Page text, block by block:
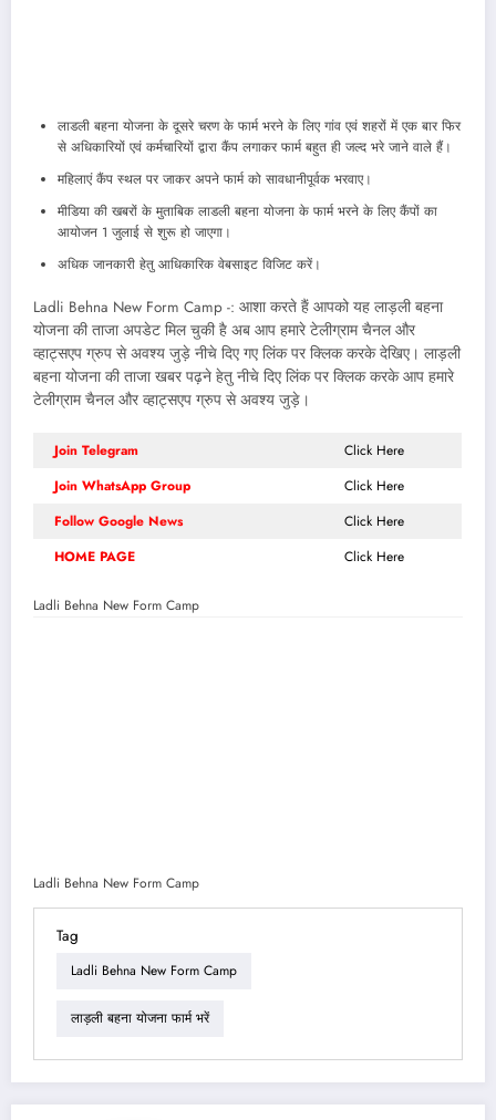
लाडली बहना योजना के दूसरे चरण के फार्म भरने के लिए गांव एवं शहरों में एक बार फिर
से अधिकारियों एवं कर्मचारियों द्वारा कैंप लगाकर फार्म बहुत ही जल्द भरे जाने वाले हैं।
महिलाएं कैंप स्थल पर जाकर अपने फार्म को सावधानीपूर्वक भरवाए।
मीडिया की खबरों के मुताबिक लाडली बहना योजना के फार्म भरने के लिए कैंपों का
आयोजन 1 जुलाई से शुरू हो जाएगा।
अधिक जानकारी हेतु आधिकारिक वेबसाइट विजिट करें।
Ladli Behna New Form Camp -: आशा करते हैं आपको यह लाड़ली बहना
योजना की ताजा अपडेट मिल चुकी है अब आप हमारे टेलीग्राम चैनल और
व्हाट्सएप ग्रुप से अवश्य जुड़े नीचे दिए गए लिंक पर क्लिक करके देखिए। लाड़ली
बहना योजना की ताजा खबर पढ़ने हेतु नीचे दिए लिंक पर क्लिक करके आप हमारे
टेलीग्राम चैनल और व्हाट्सएप ग्रुप से अवश्य जुड़े।
Join Telegram
Click Here
Join WhatsApp Group
Click Here
Follow Google News
Click Here
HOME PAGE
Click Here
Ladli Behna New Form Camp
Ladli Behna New Form Camp
Tag
Ladli Behna New Form Camp
लाड़ली बहना योजना फार्म भरें